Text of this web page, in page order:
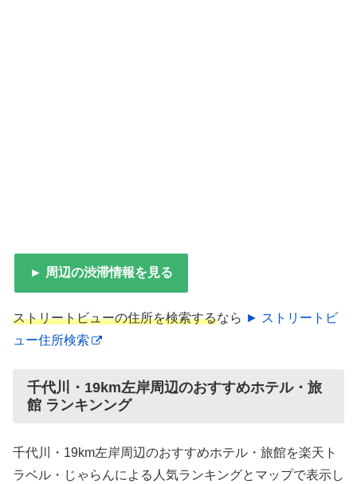
► 周辺の渋滞情報を見る
ストリートビューの住所を検索するなら ► ストリートビ
ュー住所検索
千代川・19km左岸周辺のおすすめホテル・旅
館 ランキンング
千代川・19km左岸周辺のおすすめホテル・旅館を楽天ト
ラベル・じゃらんによる人気ランキングとマップで表示し